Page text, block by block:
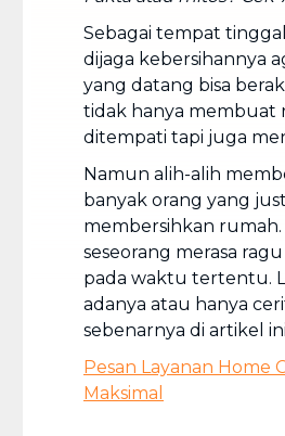
Sebagai tempat
dijaga kebersihannya
yang datang bisa
tidak hanya membuat
ditempati tapi juga
Namun alih-alih
banyak orang yang
membersihkan
seseorang merasa
pada waktu tertentu.
adanya atau hanya
sebenarnya di artikel
Pesan Layanan Home
Maksimal